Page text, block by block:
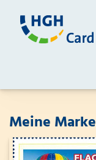
Meine Marke